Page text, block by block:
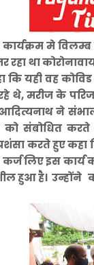
कार्यक्रम मे
था
कि यही वह
थे, मरीज के
ने
को संबोधित
करते हुए कहा
कर्ज लिए इस
हुआ है। उन्होंने